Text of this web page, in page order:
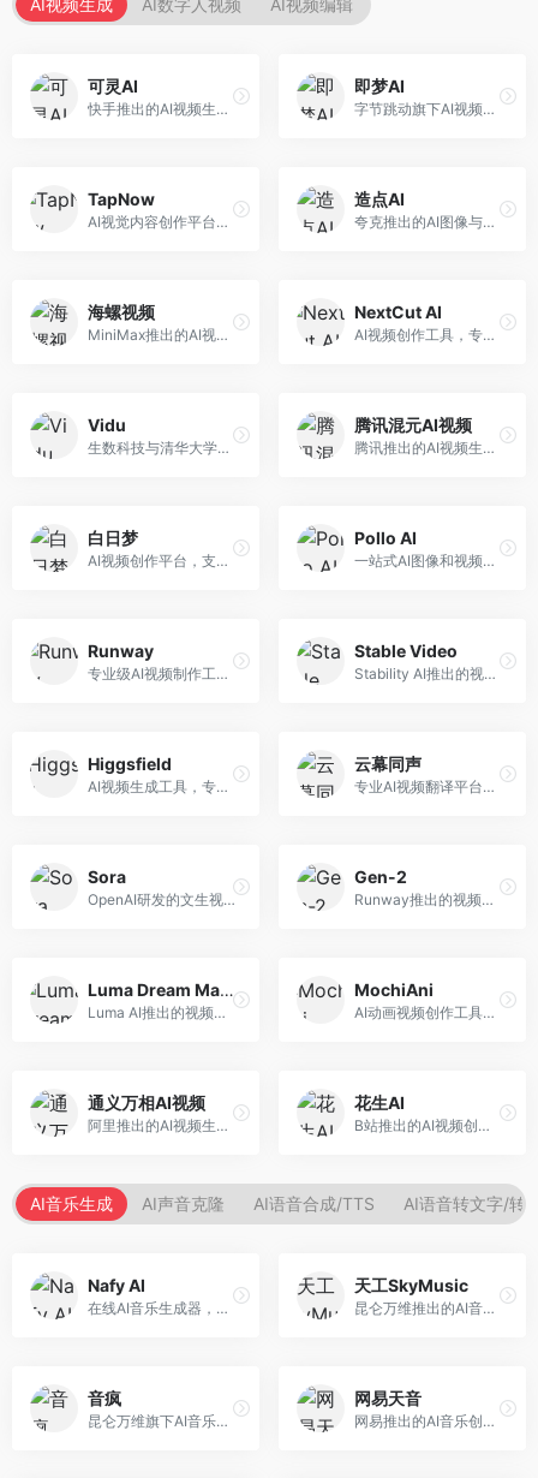
AI视频生成 AI数字人视频 AI视频编辑
可灵AI
快手推出的AI视频生成平台，支持文生视频和图生视频，可生成长达2分钟的高质量视频内容。面向短视频创作者和营销人员，操作简便，生成效果逼真，适合商业推广和创意表达。
即梦AI
字节跳动旗下AI视频创作平台，支持多模态内容生成。面向内容创作者和营销人员，提供文生视频、图生视频、智能剪辑等功能，中文理解能力强，创作效率高。
TapNow
AI视觉内容创作平台，整合图像与视频生成能力。面向内容创作者，提供文生图、文生视频、智能编辑等服务，创作工具丰富，一站式体验便捷。
造点AI
夸克推出的AI图像与视频创作平台。面向普通用户和内容创作者，提供文生图、文生视频等功能，操作简便，与夸克生态深度整合。
海螺视频
MiniMax推出的AI视频生成工具，支持高质量视频创作。面向内容创作者，提供文生视频、视频编辑等功能，生成速度快，视频效果自然流畅。
NextCut AI
AI视频创作工具，专注于智能剪辑和视频生成。面向视频创作者，提供智能剪辑、视频生成、特效添加等功能，剪辑效率高，适合快节奏内容生产。
Vidu
生数科技与清华大学联合研发的AI视频生成大模型。面向视频创作者和内容生产者，支持文生视频、图生视频，视频质量高，物理运动理解准确，国产视频生成领先工具。
腾讯混元AI视频
腾讯推出的AI视频生成工具，基于混元大模型。面向腾讯生态用户和内容创作者，支持文生视频、视频编辑等功能，与腾讯产品生态深度整合。
白日梦
AI视频创作平台，支持生成长达50分钟的长视频内容。面向长视频创作者和内容生产者，支持故事视频生成、视频编辑等功能，适合叙事性内容创作。
Pollo AI
一站式AI图像和视频创作平台，整合多种生成工具。面向内容创作者，提供文生图、文生视频、视频编辑等服务，创作工具全面，一站式体验便捷。
Runway
专业级AI视频制作工具，支持视频生成与编辑。面向影视制作人和创意工作者，提供文生视频、视频编辑、绿幕抠像等专业功能，视频处理能力强，适合专业创作场景。
Stable Video
Stability AI推出的视频生成模型，开源可部署。面向开发者和专业创作者，支持视频生成、视频编辑等功能，开源生态完善，定制化程度高。
Higgsfield
AI视频生成工具，专注于高质量视频内容创作。面向视频创作者和营销人员，支持文生视频、视频编辑等功能，视频效果逼真，适合商业应用。
云幕同声
专业AI视频翻译平台，支持视频多语言配音和字幕生成。面向跨境电商和内容出海从业者，提供视频翻译、配音、字幕生成等服务，多语言支持完善。
Sora
OpenAI研发的文生视频大模型，可根据文字描述生成长达60秒的高清视频。面向影视创作者、广告从业者和内容生产者，视频连贯性强，物理世界理解准确，代表了AI视频生成的最高水平。
Gen-2
Runway推出的视频生成模型，专注于文生视频和视频风格转换。面向影视制作人和创意工作者，支持文本到视频、图像到视频等多种生成模式，视频质量专业级。
Luma Dream Machine
Luma AI推出的视频生成工具，专注于高质量视频创作。面向影视创作者和内容生产者，支持文生视频、图生视频，视频质量高，物理运动流畅自然。
MochiAni
AI动画视频创作工具，专注于动画内容生成。面向动画创作者和二次元内容生产者，支持动画风格视频生成，动画效果流畅，适合动漫内容创作。
通义万相AI视频
阿里推出的AI视频生成服务，整合图像与视频创作能力。面向电商和营销从业者，支持商品视频生成、营销视频制作等服务，商业应用场景丰富。
花生AI
B站推出的AI视频创作工具，专注于短视频内容生成。面向B站创作者，支持视频生成、视频编辑等功能，与B站平台深度整合，创作效率高。
AI音乐生成 AI声音克隆 AI语音合成/TTS AI语音转文字/转
Nafy AI
在线AI音乐生成器，专注于快速音乐创作。面向内容创作者，支持多种风格音乐生成，操作简便，生成速度快，适合快速配乐需求。
天工SkyMusic
昆仑万维推出的AI音乐创作平台，基于天工大模型。面向音乐创作者，支持歌词生成、旋律创作、音乐编曲等服务，中文音乐创作能力强。
音疯
昆仑万维旗下AI音乐创作平台，专注于音乐内容生成。面向音乐爱好者和内容创作者，提供多种风格音乐生成，操作简便，创作速度快。
网易天音
网易推出的AI音乐创作工具，支持作词、作曲与编曲。面向音乐爱好者和独立音乐人，提供歌词生成、旋律创作、编曲制作等服务，与网易云音乐生态深度整合。